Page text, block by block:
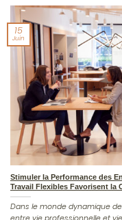
Stimuler la Performance des
Travail Flexibles Favorisent la
Dans le monde dynamique
15
Juin